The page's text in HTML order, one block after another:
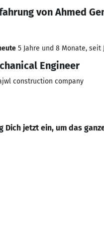
von Ahmed
5 Jahre und 8 Monate, seit
Engineer
construction company
Dich jetzt ein, um das